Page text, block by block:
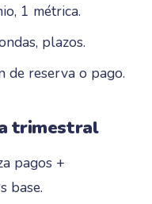
1 métrica.
plazos.
de reserva o pago.
trimestral
pagos +
base.